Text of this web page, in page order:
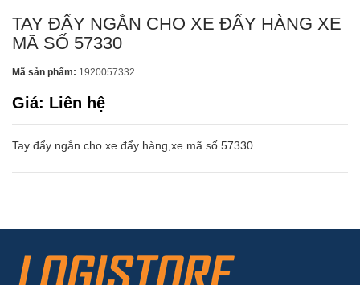
TAY ĐẨY NGẮN CHO XE ĐẨY HÀNG XE
MÃ SỐ 57330
Mã sản phẩm: 1920057332
Giá: Liên hệ
Tay đẩy ngắn cho xe đẩy hàng,xe mã số 57330